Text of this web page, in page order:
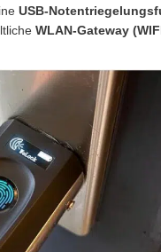
USB-
WLAN-Gateway